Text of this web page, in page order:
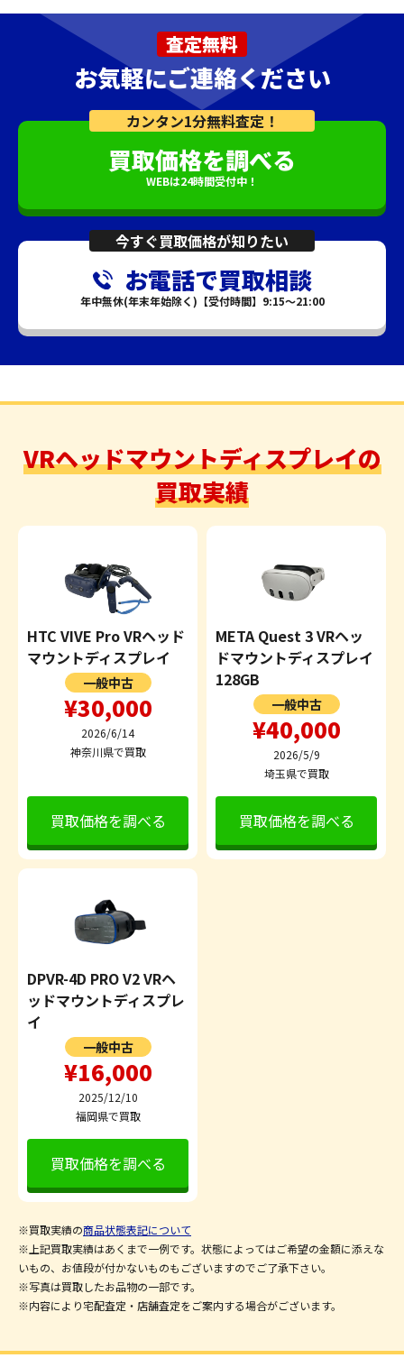
査定無料
お気軽にご連絡ください
カンタン1分無料査定！
買取価格を調べる
WEBは24時間受付中！
今すぐ買取価格が知りたい
お電話で買取相談
年中無休(年末年始除く)【受付時間】9:15～21:00
VRヘッドマウントディスプレイの
買取実績
HTC VIVE Pro VRヘッド
マウントディスプレイ
一般中古
¥30,000
2026/6/14
神奈川県で買取
買取価格を調べる
META Quest 3 VRヘッ
ドマウントディスプレイ
128GB
一般中古
¥40,000
2026/5/9
埼玉県で買取
買取価格を調べる
DPVR-4D PRO V2 VRヘ
ッドマウントディスプレ
イ
一般中古
¥16,000
2025/12/10
福岡県で買取
買取価格を調べる
※買取実績の商品状態表記について
※上記買取実績はあくまで一例です。状態によってはご希望の金額に添えな
いもの、お値段が付かないものもございますのでご了承下さい。
※写真は買取したお品物の一部です。
※内容により宅配査定・店舗査定をご案内する場合がございます。